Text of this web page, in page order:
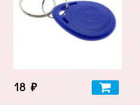
18 ₽